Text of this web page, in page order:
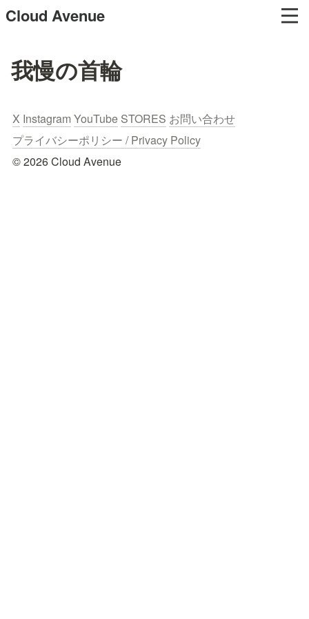
Cloud Avenue
我慢の首輪
X Instagram YouTube STORES お問い合わせ
プライバシーポリシー / Privacy Policy
© 2026 Cloud Avenue